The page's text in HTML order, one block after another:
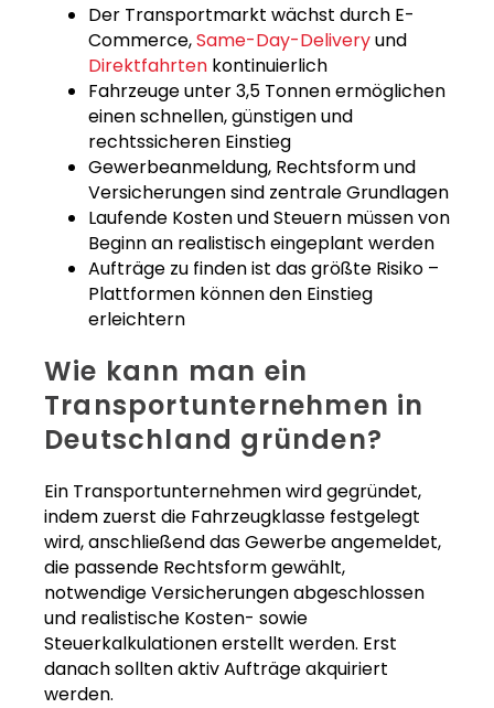
Der Transportmarkt wächst durch E-
Commerce,Same-Day-Deliveryund
Direktfahrten kontinuierlich
Fahrzeuge unter 3,5 Tonnen ermöglichen
einen schnellen, günstigen und
rechtssicheren Einstieg
Gewerbeanmeldung, Rechtsform und
Versicherungen sind zentrale Grundlagen
Laufende Kosten und Steuern müssen von
Beginn an realistisch eingeplant werden
Aufträge zu finden ist das größte Risiko –
Plattformen können den Einstieg
erleichtern
Wie kann man ein
Transportunternehmen in
Deutschland gründen?
Ein Transportunternehmen wird gegründet,
indem zuerst die Fahrzeugklasse festgelegt
wird, anschließend das Gewerbe angemeldet,
die passende Rechtsform gewählt,
notwendige Versicherungen abgeschlossen
und realistische Kosten- sowie
Steuerkalkulationen erstellt werden. Erst
danach sollten aktiv Aufträge akquiriert
werden.